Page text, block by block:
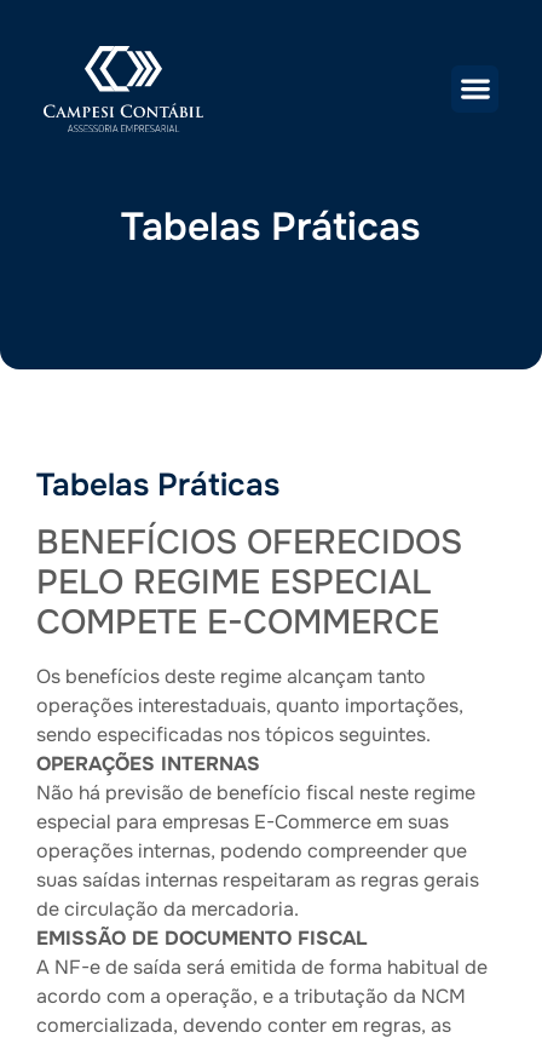
Tabelas Práticas
Tabelas Práticas
BENEFÍCIOS OFERECIDOS
PELO REGIME ESPECIAL
COMPETE E-COMMERCE
Os benefícios deste regime alcançam tanto
operações interestaduais, quanto importações,
sendo especificadas nos tópicos seguintes.
OPERAÇÕES INTERNAS
Não há previsão de benefício fiscal neste regime
especial para empresas E-Commerce em suas
operações internas, podendo compreender que
suas saídas internas respeitaram as regras gerais
de circulação da mercadoria.
EMISSÃO DE DOCUMENTO FISCAL
A NF-e de saída será emitida de forma habitual de
acordo com a operação, e a tributação da NCM
comercializada, devendo conter em regras, as